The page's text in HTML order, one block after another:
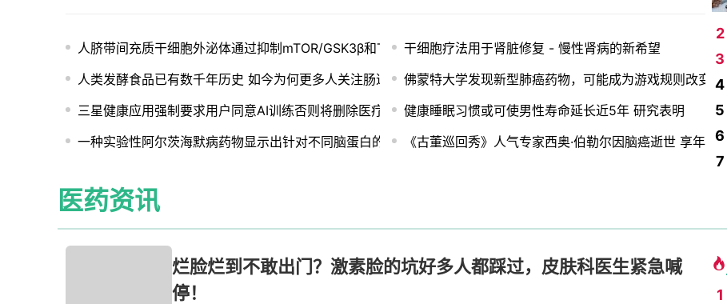
人脐带间充质干细胞外泌体通过抑制mTOR/GSK3β和TRPM2/NLRP3通路减轻2型糖尿病大鼠的脑-肺并发症
干细胞疗法用于肾脏修复 - 慢性肾病的新希望
人类发酵食品已有数千年历史 如今为何更多人关注肠道健康佛蒙特大学发现新型肺癌药物，可能成为游戏规则改变者
三星健康应用强制要求用户同意AI训练否则将删除医疗记录 Galaxy Unpacked发布会前夕引发争议
健康睡眠习惯或可使男性寿命延长近5年 研究表明
一种实验性阿尔茨海默病药物显示出针对不同脑蛋白的前景，新研究表明《古董巡回秀》人气专家西奥·伯勒尔因脑癌逝世 享年39岁
2
3
4
5
6
7
医药资讯
烂脸烂到不敢出门？激素脸的坑好多人都踩过，皮肤科医生紧急喊
停！
1